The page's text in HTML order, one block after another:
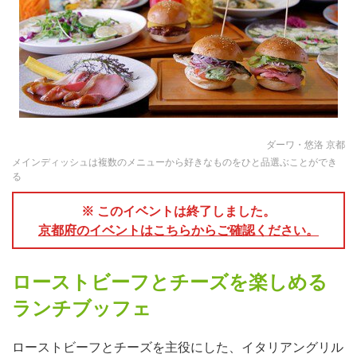
ダーワ・悠洛 京都
メインディッシュは複数のメニューから好きなものをひと品選ぶことができ
る
※ このイベントは終了しました。
京都府のイベントはこちらからご確認ください。
ローストビーフとチーズを楽しめる
ランチブッフェ
ローストビーフとチーズを主役にした、イタリアングリル